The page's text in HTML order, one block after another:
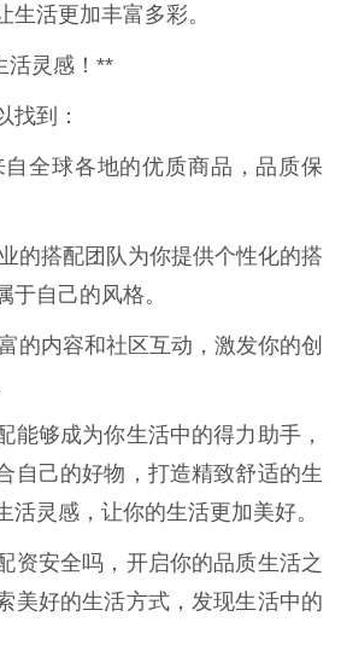
生活更加丰富多彩。
活灵感！**
找到：
全球各地的优质商品，品质保
的搭配团队为你提供个性化的搭
于自己的风格。
的内容和社区互动，激发你的创
能够成为你生活中的得力助手，
自己的好物，打造精致舒适的生
活灵感，让你的生活更加美好。
资安全吗，开启你的品质生活之
美好的生活方式，发现生活中的